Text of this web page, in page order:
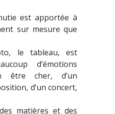
est apportée à
sur mesure que
le tableau, est
d’émotions
être cher, d’un
d’un concert,
matières et des